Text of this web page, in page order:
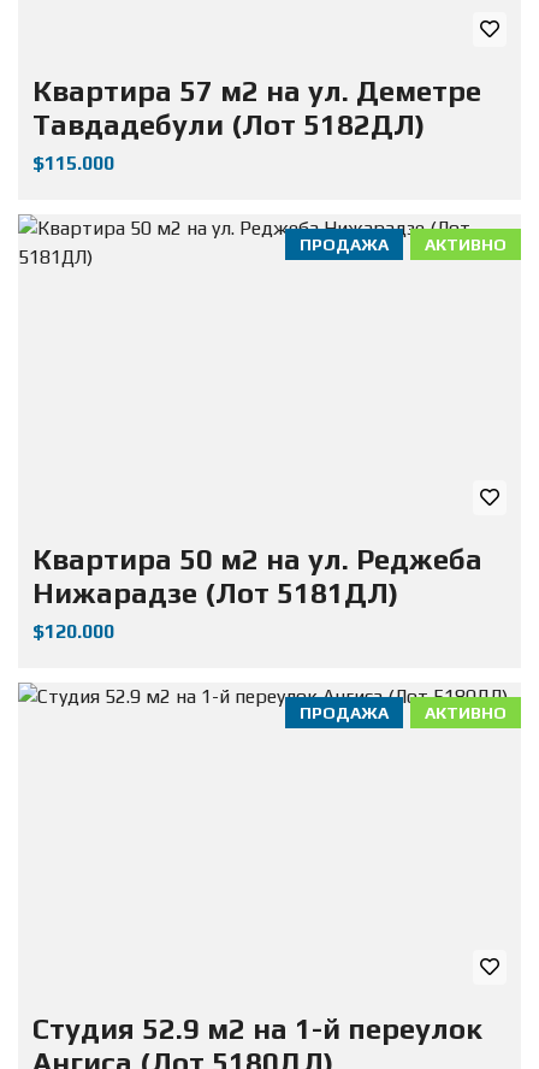
Квартира 57 м2 на ул. Деметре
Тавдадебули (Лот 5182ДЛ)
$115.000
АКТИВНО
ПРОДАЖА
Квартира 50 м2 на ул. Реджеба
Нижарадзе (Лот 5181ДЛ)
$120.000
АКТИВНО
ПРОДАЖА
Студия 52.9 м2 на 1-й переулок
Ангиса (Лот 5180ДЛ)